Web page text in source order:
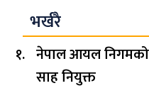
भर्खरै
नेपाल आयल निगमको
साह नियुक्त